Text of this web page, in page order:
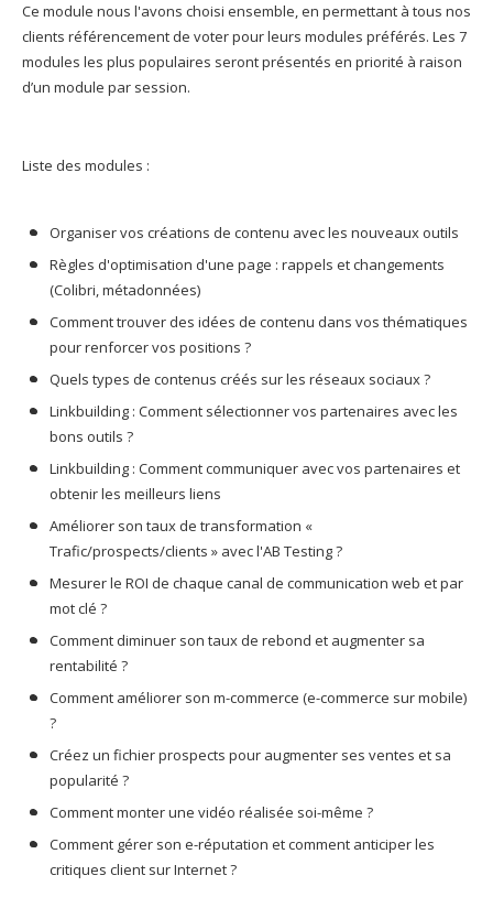
Ce module nous l'avons choisi ensemble, en permettant à tous nos
clients référencement de voter pour leurs modules préférés. Les 7
modules les plus populaires seront présentés en priorité à raison
d’un module par session.
Liste des modules :
Organiser vos créations de contenu avec les nouveaux outils
Règles d'optimisation d'une page : rappels et changements
(Colibri, métadonnées)
Comment trouver des idées de contenu dans vos thématiques
pour renforcer vos positions ?
Quels types de contenus créés sur les réseaux sociaux ?
Linkbuilding : Comment sélectionner vos partenaires avec les
bons outils ?
Linkbuilding : Comment communiquer avec vos partenaires et
obtenir les meilleurs liens
Améliorer son taux de transformation «
Trafic/prospects/clients » avec l'AB Testing ?
Mesurer le ROI de chaque canal de communication web et par
mot clé ?
Comment diminuer son taux de rebond et augmenter sa
rentabilité ?
Comment améliorer son m-commerce (e-commerce sur mobile)
?
Créez un fichier prospects pour augmenter ses ventes et sa
popularité ?
Comment monter une vidéo réalisée soi-même ?
Comment gérer son e-réputation et comment anticiper les
critiques client sur Internet ?